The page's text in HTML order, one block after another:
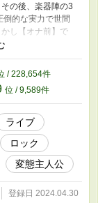
の後、楽器陣の3
倒的な実力で世間
し【オナ前】で
神こと亀頭伊織
な伊織が仮性神
通う岡稔琉は、
。 変人で変態が
た目はチャラい
個性的なメンバ
楽は、やがて伝
千文字以上の話
感じた方はアル
適です。表紙は
っています。
/ 228,654件
位 / 9,589件
ライブ
ロック
変態主人公
登録日 2024.04.30